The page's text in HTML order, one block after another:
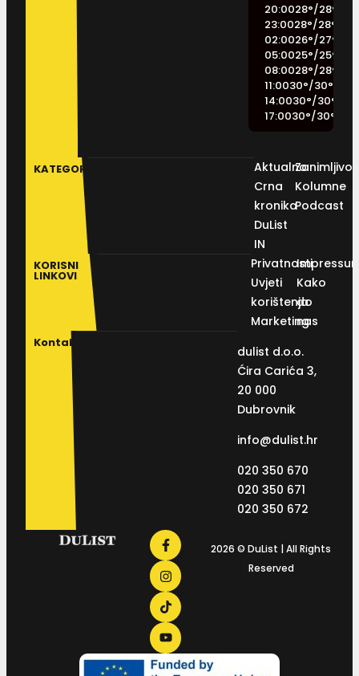
20:0028°/28°
23:0028°/28°
02:0026°/27°
05:0025°/25°
08:0028°/28°
11:0030°/30°
14:0030°/30°
17:0030°/30°
KATEGORIJE
Aktualno
Crna
kronika
DuList
IN
Kolumne
Podcast
KORISNI
LINKOVI
Privatnosti
Uvjeti
korištenja
Marketing
Kako
do
nas
Kontakt
dulist d.o.o.
Ćira Carića 3,
20 000
Dubrovnik
info@dulist.hr
020 350 670
020 350 671
020 350 672
2026 © DuList | All Rights
Reserved